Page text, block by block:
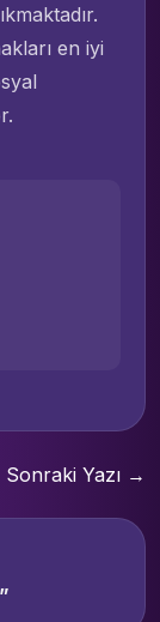
en iyi
Sonraki Yazı →
”